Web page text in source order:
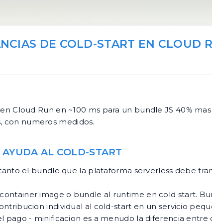
DE COLD-START EN CLOUD
Cloud Run en ~100 ms para un bundle JS 40%
con numeros medidos.
AL COLD-START
el bundle que la plataforma serverless debe
image o bundle al runtime en cold start.
individual al cold-start en un servicio
pago - minificacion es a menudo la diferencia entre